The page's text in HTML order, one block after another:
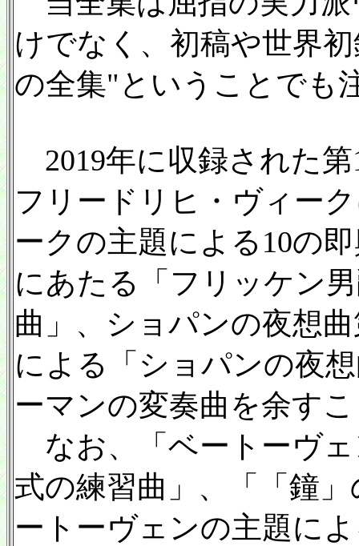
けでなく、初稿や世界
の全集"ということでも
2019年に収録された
フリードリヒ・ヴィー
ークの主題による10の
にあたる「フリッケン
曲」、ショパンの夜想
による「ショパンの夜
ーマンの変奏曲を余す
なお、「ベートーヴ
式の練習曲」、「「鐘
ートーヴェンの主題に